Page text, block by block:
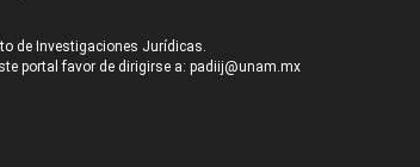
de Investigaciones Jurídicas.
portal favor de dirigirse a: padiij@unam.mx